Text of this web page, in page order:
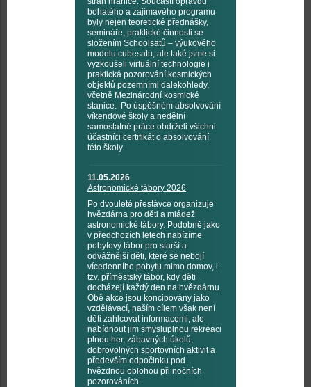
bohatého a zajímavého programu
byly nejen teoretické přednášky,
semináře, praktické činnosti se
složením Schoolsatů – výukového
modelu cubesatu, ale také jsme si
vyzkoušeli virtuální technologie i
praktická pozorování kosmických
objektů pozemními dalekohledy,
včetně Mezinárodní kosmické
stanice. Po úspěšném absolvování
víkendové školy a nedělní
samostatné práce obdrželi všichni
účastníci certifikát o absolvování
této školy.
11.05.2026
Astronomické tábory 2026
Po dvouleté přestávce organizuje
hvězdárna pro děti a mládež
astronomické tábory. Podobně jako
v předchozích letech nabízíme
pobytový tábor pro starší a
odvážnější děti, které se nebojí
vícedenního pobytu mimo domov, i
tzv. příměstský tábor, kdy děti
docházejí každý den na hvězdárnu.
Obě akce jsou koncipovány jako
vzdělávací, naším cílem však není
děti zahlcovat informacemi, ale
nabídnout jim smysluplnou rekreaci
plnou her, zábavných úkolů,
dobrovolných sportovních aktivit a
především odpočinku pod
hvězdnou oblohou při nočních
pozorováních.